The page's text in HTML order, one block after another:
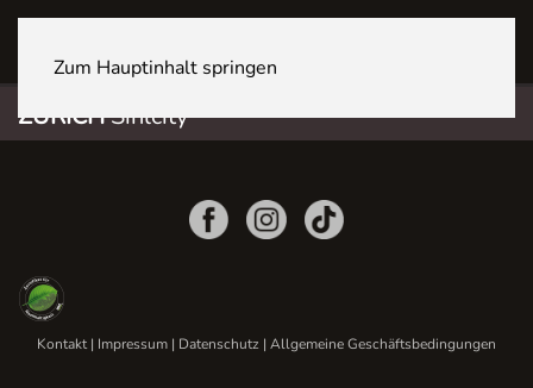
Zum Hauptinhalt springen
ZÜRICHSihlcity
Kontakt| Impressum | Datenschutz | Allgemeine Geschäftsbedingungen